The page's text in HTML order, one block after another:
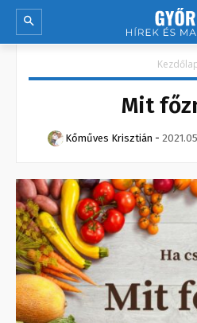
Mit
Kőműves Krisztián -